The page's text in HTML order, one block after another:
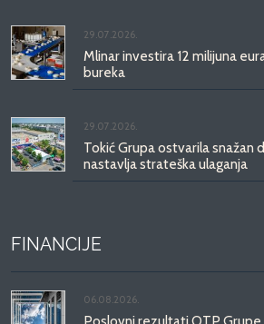
29.07.2026.
Mlinar investira 12 milijuna
bureka
29.07.2026.
Tokić Grupa ostvarila snažan
nastavlja strateška ulaganja
FINANCIJE
06.08.2026.